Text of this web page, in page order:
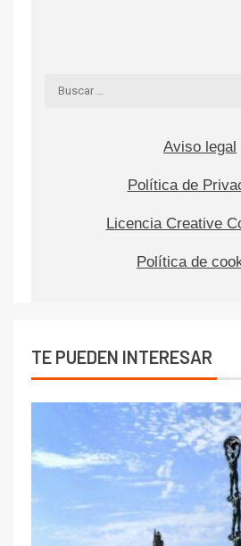
Aviso legal
Política de
Licencia Creative
Política de
TE PUEDEN INTERESAR